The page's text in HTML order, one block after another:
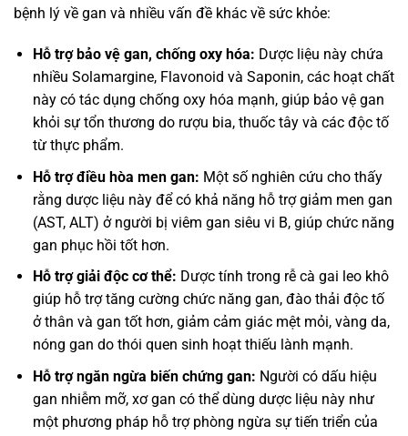
bệnh lý về gan và nhiều vấn đề khác về sức khỏe:
Hỗ trợ bảo vệ gan, chống oxy hóa: Dược liệu này chứa
nhiều Solamargine, Flavonoid và Saponin, các hoạt chất
này có tác dụng chống oxy hóa mạnh, giúp bảo vệ gan
khỏi sự tổn thương do rượu bia, thuốc tây và các độc tố
từ thực phẩm.
Hỗ trợ điều hòa men gan: Một số nghiên cứu cho thấy
rằng dược liệu này để có khả năng hỗ trợ giảm men gan
(AST, ALT) ở người bị viêm gan siêu vi B, giúp chức năng
gan phục hồi tốt hơn.
Hỗ trợ giải độc cơ thể: Dược tính trong rễ cà gai leo khô
giúp hỗ trợ tăng cường chức năng gan, đào thải độc tố
ở thân và gan tốt hơn, giảm cảm giác mệt mỏi, vàng da,
nóng gan do thói quen sinh hoạt thiếu lành mạnh.
Hỗ trợ ngăn ngừa biến chứng gan: Người có dấu hiệu
gan nhiễm mỡ, xơ gan có thể dùng dược liệu này như
một phương pháp hỗ trợ phòng ngừa sự tiến triển của